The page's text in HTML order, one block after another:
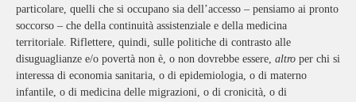
particolare, quelli che si occupano sia dell’accesso – pensiamo ai pronto
soccorso – che della continuità assistenziale e della medicina
territoriale. Riflettere, quindi, sulle politiche di contrasto alle
disuguaglianze e/o povertà non è, o non dovrebbe essere, altro per chi si
interessa di economia sanitaria, o di epidemiologia, o di materno
infantile, o di medicina delle migrazioni, o di cronicità, o di